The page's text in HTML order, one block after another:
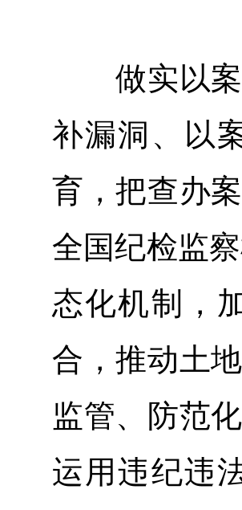
做实以案
补漏洞、以
育，把查办
全国纪检监
态化机制，
合，推动土
监管、防范
运用违纪违